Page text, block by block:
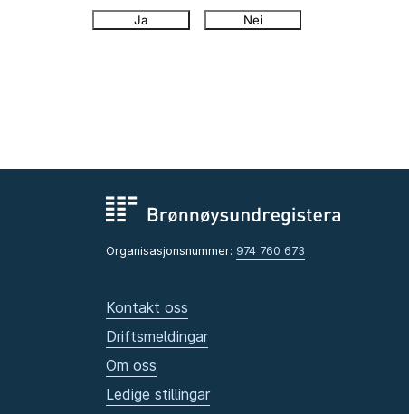
Ja Nei
Organisasjonsnummer: 974 760 673
Kontakt oss
Driftsmeldingar
Om oss
Ledige stillingar